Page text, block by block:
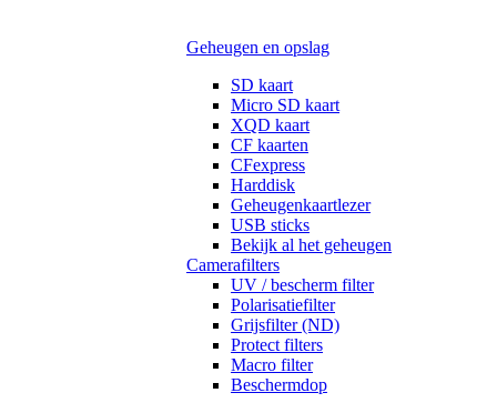
Geheugen en opslag
SD kaart
Micro SD kaart
XQD kaart
CF kaarten
CFexpress
Harddisk
Geheugenkaartlezer
USB sticks
Bekijk al het geheugen
Camerafilters
UV / bescherm filter
Polarisatiefilter
Grijsfilter (ND)
Protect filters
Macro filter
Beschermdop